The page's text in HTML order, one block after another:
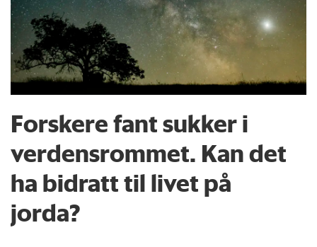
Forskere fant sukker i
verdensrommet. Kan det
ha bidratt til livet på
jorda?